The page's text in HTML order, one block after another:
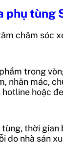
phụ tùng
chăm sóc
trong
nhãn mác,
hotline hoặc
thời
do nhà sản